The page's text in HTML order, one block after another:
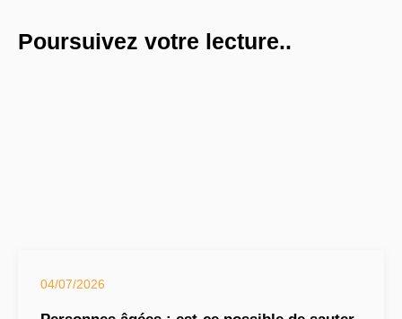
Poursuivez votre lecture..
04/07/2026